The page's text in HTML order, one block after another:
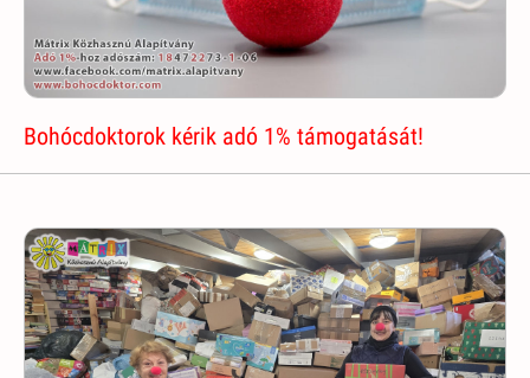
Bohócdoktorok kérik adó 1% támogatását!